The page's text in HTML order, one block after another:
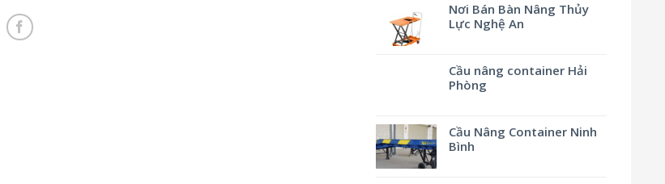
Nơi Bán Bàn Nâng Thủy
Lực Nghệ An
Cầu nâng container Hải
Phòng
Cầu Nâng Container Ninh
Bình